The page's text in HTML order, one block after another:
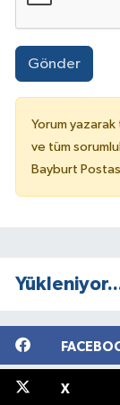
Gönder
Yorum yazarak
ve tüm
Bayburt
X